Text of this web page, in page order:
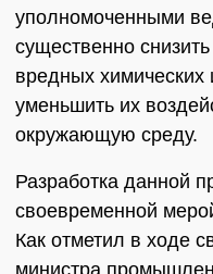
уполномоченными
существенно
вредных химических
уменьшить их
окружающую среду.
Разработка данной
своевременной
Как отметил в ходе
министра